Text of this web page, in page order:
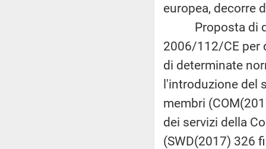
europea, decorre
Proposta di
2006/112/CE per
di determinate
l'introduzione del
membri
dei servizi della
(SWD(2017) 326